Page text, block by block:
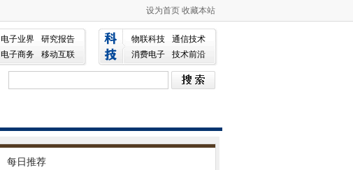
设为首页 收藏本站
电子业界
研究报告
电子商务
移动互联
物联科技
通信技术
消费电子
技术前沿
每日推荐